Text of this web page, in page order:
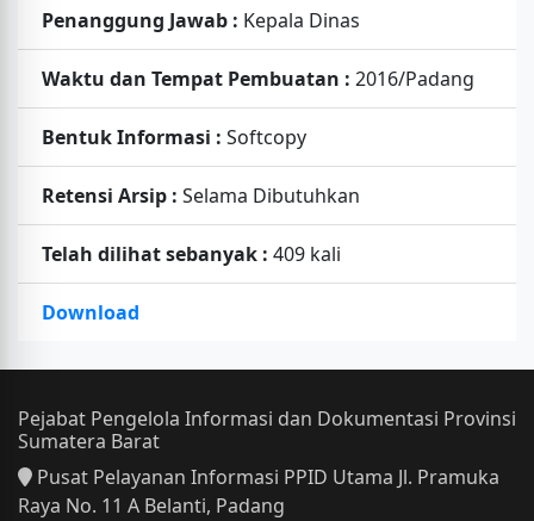
Penanggung Jawab : Kepala Dinas
Waktu dan Tempat Pembuatan : 2016/Padang
Bentuk Informasi : Softcopy
Retensi Arsip : Selama Dibutuhkan
Telah dilihat sebanyak : 409 kali
Download
Pejabat Pengelola Informasi dan Dokumentasi Provinsi
Sumatera Barat
Pusat Pelayanan Informasi PPID Utama Jl. Pramuka
Raya No. 11 A Belanti, Padang